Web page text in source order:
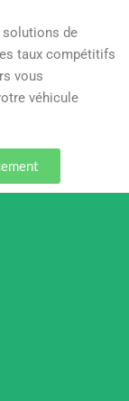
solutions de
taux compétitifs
vous
véhicule